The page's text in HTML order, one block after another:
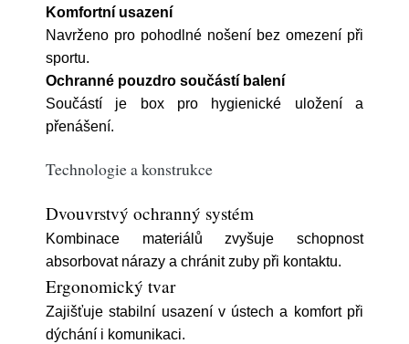
Komfortní usazení
Navrženo pro pohodlné nošení bez omezení při
sportu.
Ochranné pouzdro součástí balení
Součástí je box pro hygienické uložení a
přenášení.
Technologie a konstrukce
Dvouvrstvý ochranný systém
Kombinace materiálů zvyšuje schopnost
absorbovat nárazy a chránit zuby při kontaktu.
Ergonomický tvar
Zajišťuje stabilní usazení v ústech a komfort při
dýchání i komunikaci.